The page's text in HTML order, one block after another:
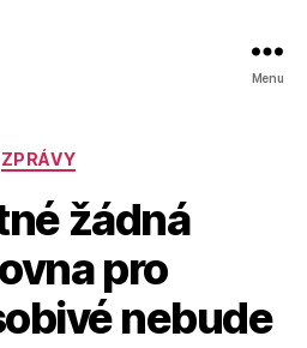
Menu
Rubriky
ZPRÁVY
žádná
pro
nebude
u
o